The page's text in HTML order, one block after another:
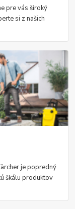
pre vás široký
si z našich
je popredný
škálu produktov